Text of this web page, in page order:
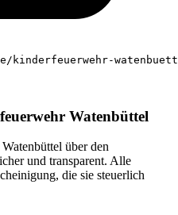
Watenbüttel
über den
und transparent. Alle
die sie steuerlich